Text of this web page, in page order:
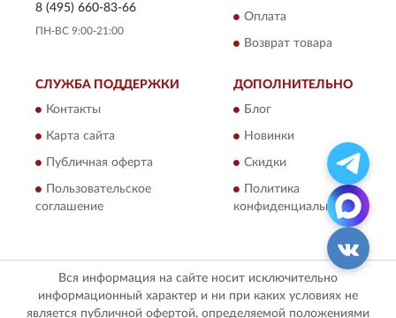
8 (495) 660-83-66
ПН-ВС 9:00-21:00
Оплата
Возврат товара
СЛУЖБА ПОДДЕРЖКИ
Контакты
Карта сайта
Публичная оферта
Пользовательское
соглашение
ДОПОЛНИТЕЛЬНО
Блог
Новинки
Скидки
Политика
конфиденциальности
Вся информация на сайте носит исключительно
информационный характер и ни при каких условиях не
является публичной офертой, определяемой положениями